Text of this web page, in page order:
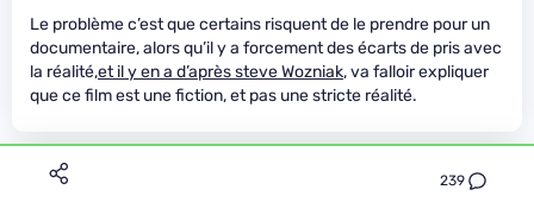
239
Le problème c’est que certains risquent de le prendre pour un
documentaire, alors qu’il y a forcement des écarts de pris avec
la réalité,et il y en a d’après steve Wozniak, va falloir expliquer
que ce film est une fiction, et pas une stricte réalité.